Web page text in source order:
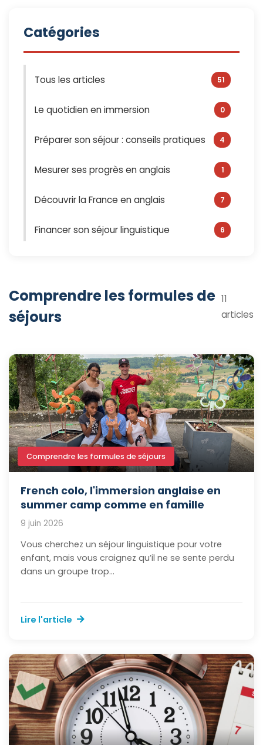
Catégories
Tous les articles 51
Le quotidien en immersion 0
Préparer son séjour : conseils pratiques 4
Mesurer ses progrès en anglais 1
Découvrir la France en anglais 7
Financer son séjour linguistique 6
Comprendre les formules de séjours
Langue et culture : au-delà des cours 0
Calendrier : quand et pourquoi partir ? 1
Un séjour adapté à chaque apprenant 12
Booster son anglais : méthodes et
astuces
Comprendre les formules de
séjours
11
articles
Comprendre les formules de séjours
French colo, l'immersion anglaise en
summer camp comme en famille
9 juin 2026
Vous cherchez un séjour linguistique pour votre
enfant, mais vous craignez qu’il ne se sente perdu
dans un groupe trop...
Lire l'article